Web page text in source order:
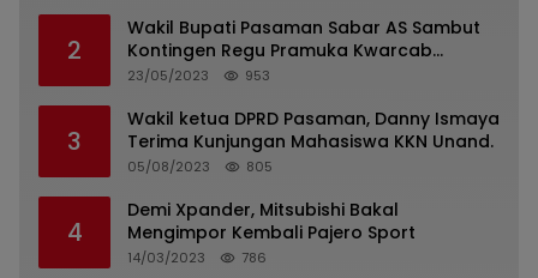
2
Wakil Bupati Pasaman Sabar AS Sambut
Kontingen Regu Pramuka Kwarcab
Pasaman
23/05/2023 953
3
Wakil ketua DPRD Pasaman, Danny Ismaya
Terima Kunjungan Mahasiswa KKN Unand.
05/08/2023 805
4
Demi Xpander, Mitsubishi Bakal
Mengimpor Kembali Pajero Sport
14/03/2023 786